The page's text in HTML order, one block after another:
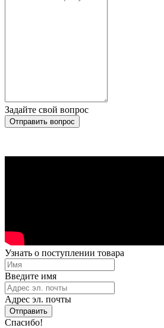
Задайте свой вопрос
Отправить вопрос
Узнать о поступлении товара
Введите имя
Адрес эл. почты
Отправить
Спасибо!